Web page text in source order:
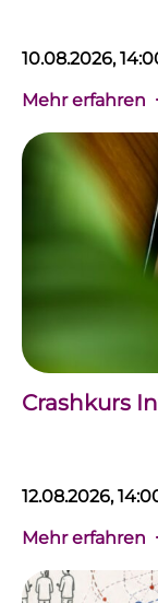
10.08.2026,
Mehr erfahren
Crashkurs
12.08.2026,
Mehr erfahren